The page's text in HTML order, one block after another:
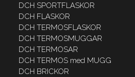
DCH SPORTFLASKOR
DCH FLASKOR
DCH TERMOSFLASKOR
DCH TERMOSMUGGAR
DCH TERMOSAR
DCH TERMOS med MUGG
DCH BRICKOR